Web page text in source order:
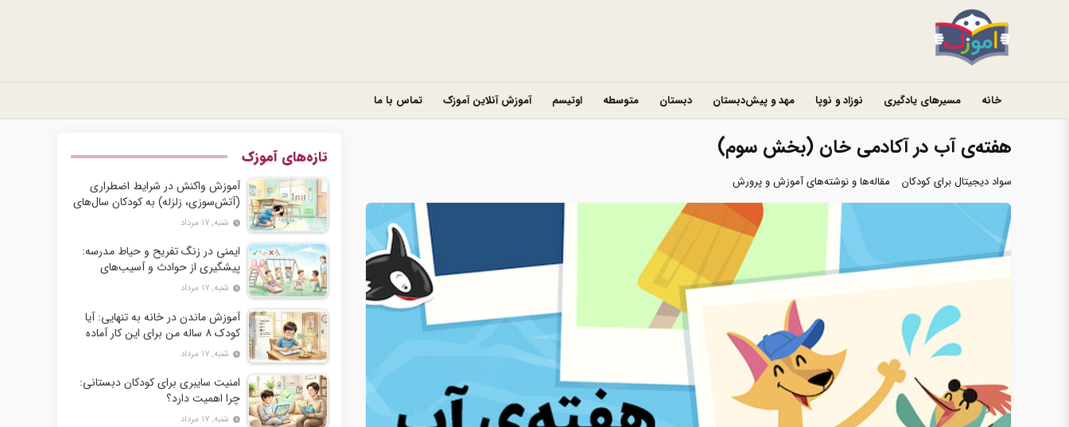
خانه مسیرهای یادگیری نوزاد و نوپا مهد و پیش‌دبستان دبستان متوسطه اوتیسم آموزش آنلاین آموزک تماس با ما
هفته‌ی آب در آکادمی خان (بخش سوم)
سواد دیجیتال برای کودکان مقاله‌ها و نوشته‌های آموزش و پرورش
تازه‌های آموزک
آموزش واکنش در شرایط اضطراری
(آتش‌سوزی، زلزله) به کودکان سال‌های
اول دبستان
شنبه, ۱۷ مرداد
ایمنی در زنگ تفریح و حیاط مدرسه:
پیشگیری از حوادث و آسیب‌های
فیزیکی
شنبه, ۱۷ مرداد
آموزش ماندن در خانه به تنهایی: آیا
کودک ۸ ساله من برای این کار آماده
است؟
شنبه, ۱۷ مرداد
امنیت سایبری برای کودکان دبستانی:
چرا اهمیت دارد؟
شنبه, ۱۷ مرداد